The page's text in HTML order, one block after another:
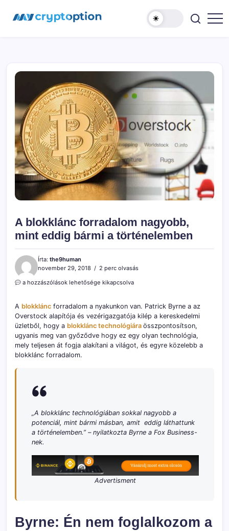
MyCryptOption
A blokklánc forradalom nagyobb,
mint eddig bármi a történelemben
Írta: the9human
november 29, 2018
2 perc olvasás
A
nagyobb,
mint
eddig
bármi
a
történelemben
a hozzászólások lehetősége kikapcsolva
A blokklánc forradalom a nyakunkon van. Patrick Byrne a az
Overstock alapítója és vezérigazgatója kilép a kereskedelmi
üzletből, hogy a blokklánc technológiára összpontosítson,
ugyanis meg van győződve hogy ez egy olyan technológia,
mely teljesen át fogja alakítani a világot, és egyre közelebb a
blokklánc forradalom.
„A blokklánc technológiában sokkal nagyobb a
potenciál, mint bármi másban, amit eddig láthattunk
a történelemben.” – nyilatkozta Byrne a Fox Business-
nek.
Advertisment
Byrne: Én nem foglalkozom a